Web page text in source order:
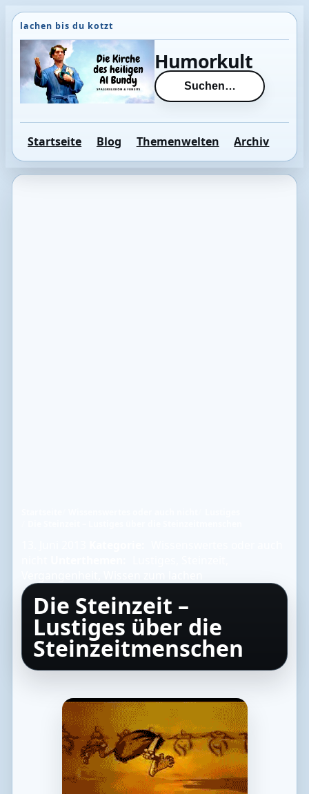
Direkt
zum
Inhalt
wechseln
Humorkult
Suchen…
Startseite Blog Themenwelten Archiv
Die Steinzeit –
Lustiges über die
Steinzeitmenschen